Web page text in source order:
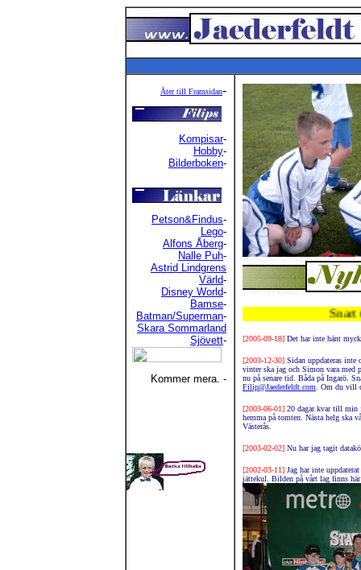
Åter till Framsidan-
Kompisar-
Hobby-
Bilderboken-
Petson&Findus-
Lego-
Alfons Åberg-
Nalle Puh-
Astrid Lindgrens
Värld-
Disney World-
Bamse-
Batman/Superman-
Skara Sommarland
Sjövett-
Kommer mera. -
Snart
[2005-09-18] Det har inte hänt
[2003-12-30] Sidan uppdateras
vinter ska jag och Simon vara
nu på senare tid. Båda på Ingarö.
Filip@Jaederfeldt.com . Om du vill
[2003-06-01] 20 dagar kvar till min
hemma på tomten. Nästa helg ska
Västerås.
[2003-02-02] Nu har jag tagit
[2002-03-11] Jag har inte
jättekul. Bilden på vårt lag finns här